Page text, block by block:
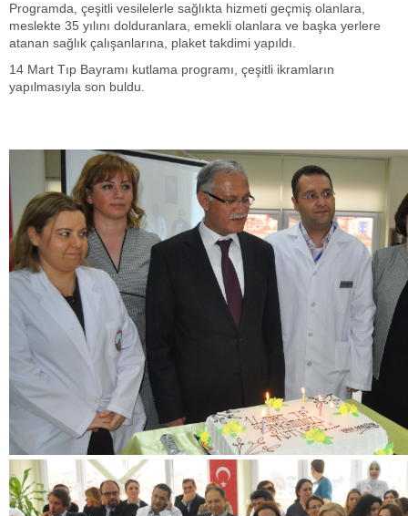
Programda, çeşitli vesilelerle sağlıkta hizmeti geçmiş olanlara,
meslekte 35 yılını dolduranlara, emekli olanlara ve başka yerlere
atanan sağlık çalışanlarına, plaket takdimi yapıldı.
14 Mart Tıp Bayramı kutlama programı, çeşitli ikramların
yapılmasıyla son buldu.